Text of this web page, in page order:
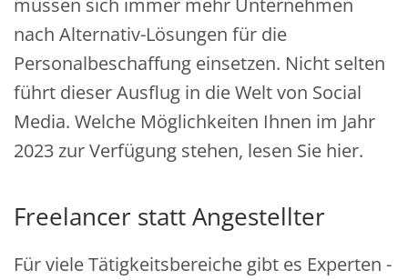
müssen sich immer mehr Unternehmen
nach Alternativ-Lösungen für die
Personalbeschaffung einsetzen. Nicht selten
führt dieser Ausflug in die Welt von Social
Media. Welche Möglichkeiten Ihnen im Jahr
2023 zur Verfügung stehen, lesen Sie hier.
Freelancer statt Angestellter
Für viele Tätigkeitsbereiche gibt es Experten -